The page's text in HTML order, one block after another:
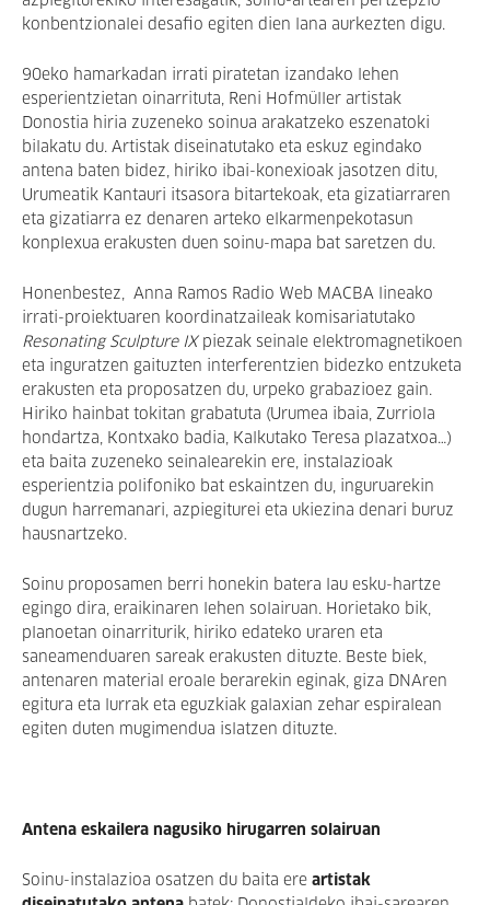
konbentzionalei desafio egiten dien lana aurkezten digu.
90eko hamarkadan irrati piratetan izandako lehen
esperientzietan oinarrituta, Reni Hofmüller artistak
Donostia hiria zuzeneko soinua arakatzeko eszenatoki
bilakatu du. Artistak diseinatutako eta eskuz egindako
antena baten bidez, hiriko ibai-konexioak jasotzen ditu,
Urumeatik Kantauri itsasora bitartekoak, eta gizatiarraren
eta gizatiarra ez denaren arteko elkarmenpekotasun
konplexua erakusten duen soinu-mapa bat saretzen du.
Honenbestez, Anna Ramos Radio Web MACBA lineako
irrati-proiektuaren koordinatzaileak komisariatutako
Resonating Sculpture IX piezak seinale elektromagnetikoen
eta inguratzen gaituzten interferentzien bidezko entzuketa
erakusten eta proposatzen du, urpeko grabazioez gain.
Hiriko hainbat tokitan grabatuta (Urumea ibaia, Zurriola
hondartza, Kontxako badia, Kalkutako Teresa plazatxoa…)
eta baita zuzeneko seinalearekin ere, instalazioak
esperientzia polifoniko bat eskaintzen du, inguruarekin
dugun harremanari, azpiegiturei eta ukiezina denari buruz
hausnartzeko.
Soinu proposamen berri honekin batera lau esku-hartze
egingo dira, eraikinaren lehen solairuan. Horietako bik,
planoetan oinarriturik, hiriko edateko uraren eta
saneamenduaren sareak erakusten dituzte. Beste biek,
antenaren material eroale berarekin eginak, giza DNAren
egitura eta lurrak eta eguzkiak galaxian zehar espiralean
egiten duten mugimendua islatzen dituzte.
Antena eskailera nagusiko hirugarren solairuan
Soinu-instalazioa osatzen du baita ere artistak